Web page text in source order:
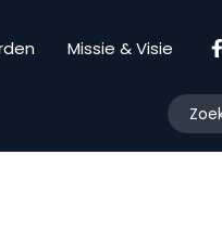
Missie & Visie